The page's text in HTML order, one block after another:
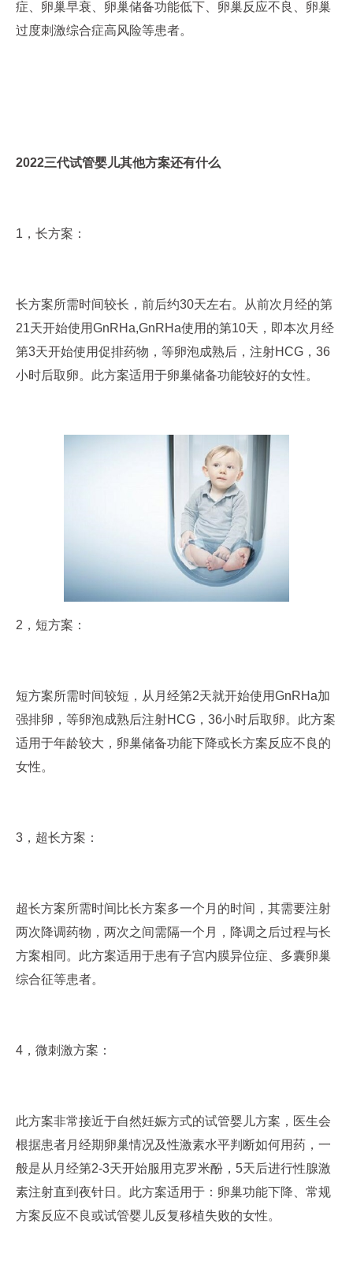
症、卵巢早衰、卵巢储备功能低下、卵巢反应不良、卵巢
过度刺激综合症高风险等患者。
2022三代试管婴儿其他方案还有什么
1，长方案：
长方案所需时间较长，前后约30天左右。从前次月经的第
21天开始使用GnRHa,GnRHa使用的第10天，即本次月经
第3天开始使用促排药物，等卵泡成熟后，注射HCG，36
小时后取卵。此方案适用于卵巢储备功能较好的女性。
2，短方案：
短方案所需时间较短，从月经第2天就开始使用GnRHa加
强排卵，等卵泡成熟后注射HCG，36小时后取卵。此方案
适用于年龄较大，卵巢储备功能下降或长方案反应不良的
女性。
3，超长方案：
超长方案所需时间比长方案多一个月的时间，其需要注射
两次降调药物，两次之间需隔一个月，降调之后过程与长
方案相同。此方案适用于患有子宫内膜异位症、多囊卵巢
综合征等患者。
4，微刺激方案：
此方案非常接近于自然妊娠方式的试管婴儿方案，医生会
根据患者月经期卵巢情况及性激素水平判断如何用药，一
般是从月经第2-3天开始服用克罗米酚，5天后进行性腺激
素注射直到夜针日。此方案适用于：卵巢功能下降、常规
方案反应不良或试管婴儿反复移植失败的女性。